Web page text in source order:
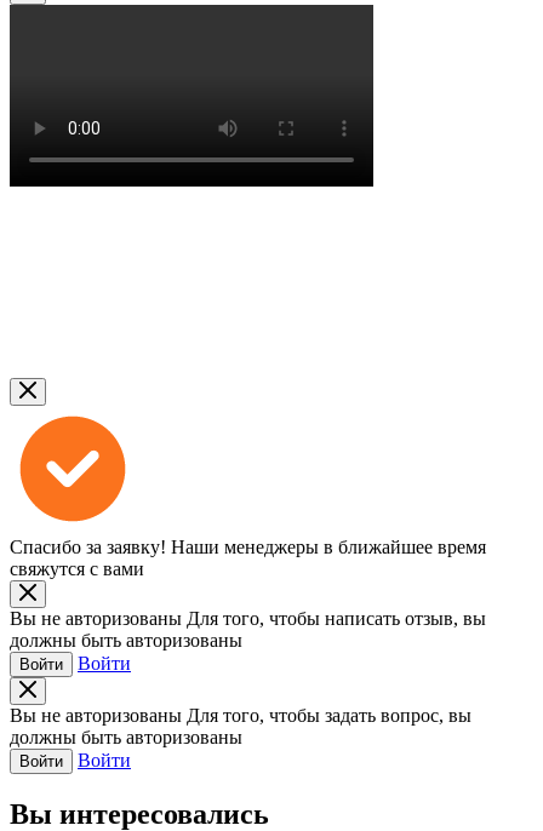
Спасибо за заявку! Наши менеджеры в ближайшее время
свяжутся с вами
Вы не авторизованы Для того, чтобы написать отзыв, вы
должны быть авторизованы
Войти Войти
Вы не авторизованы Для того, чтобы задать вопрос, вы
должны быть авторизованы
Войти Войти
Вы интересовались